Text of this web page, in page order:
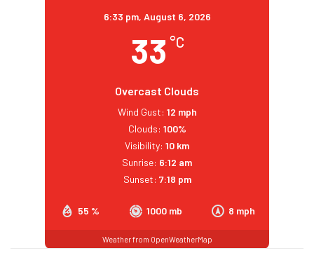
6:33 pm, August 6, 2026
33 °C
Overcast Clouds
55 % 1000 mb 8 mph
Wind Gust: 12 mph
Clouds: 100%
Visibility: 10 km
Sunrise: 6:12 am
Sunset: 7:18 pm
Weather from OpenWeatherMap